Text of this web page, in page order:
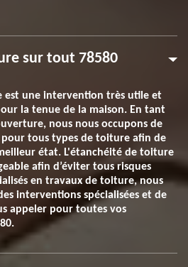
sur tout 78580
est une intervention très utile et
la tenue de la maison. En tant
nous nous occupons de
pour tous types de toiture afin de
état. L'étanchéité de toiture
afin d’éviter tous risques
en travaux de toiture, nous
interventions spécialisées et de
appeler pour toutes vos